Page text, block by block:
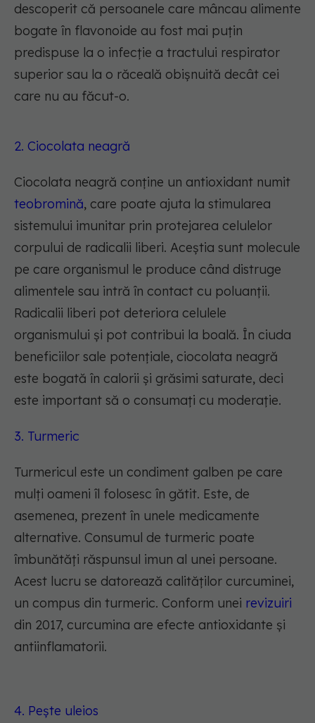
descoperit că persoanele care mâncau alimente
bogate în flavonoide au fost mai puțin
predispuse la o infecție a tractului respirator
superior sau la o răceală obișnuită decât cei
care nu au făcut-o.
2. Ciocolata neagră
Ciocolata neagră conține un antioxidant numit
teobromină, care poate ajuta la stimularea
sistemului imunitar prin protejarea celulelor
corpului de radicalii liberi. Aceștia sunt molecule
pe care organismul le produce când distruge
alimentele sau intră în contact cu poluanții.
Radicalii liberi pot deteriora celulele
organismului și pot contribui la boală. În ciuda
beneficiilor sale potențiale, ciocolata neagră
este bogată în calorii și grăsimi saturate, deci
este important să o consumați cu moderație.
3. Turmeric
Turmericul este un condiment galben pe care
mulți oameni îl folosesc în gătit. Este, de
asemenea, prezent în unele medicamente
alternative. Consumul de turmeric poate
îmbunătăți răspunsul imun al unei persoane.
Acest lucru se datorează calităților curcuminei,
un compus din turmeric. Conform unei revizuiri
din 2017, curcumina are efecte antioxidante și
antiinflamatorii.
4. Pește uleios